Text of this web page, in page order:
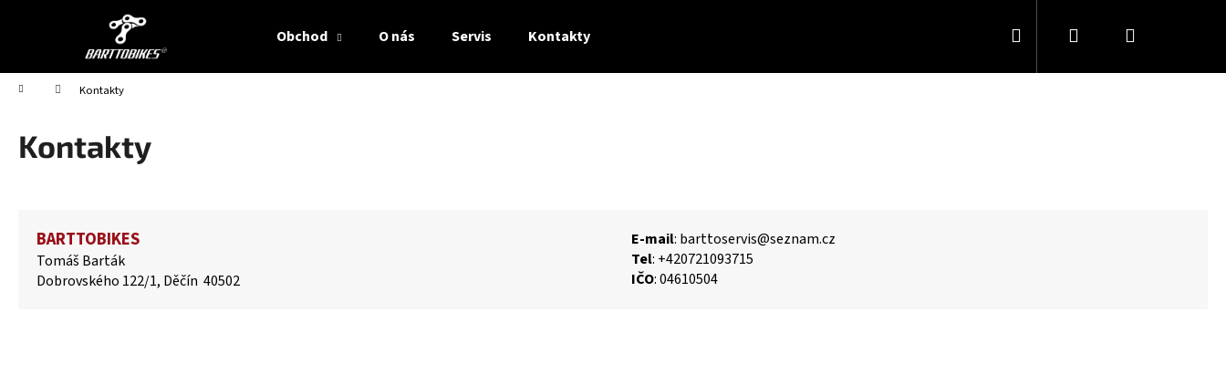
Obchod O nás Servis Kontakty HledatPřihlášeníNákupní
Domů Kontakty
Kontakty
BARTTOBIKES
Tomáš Barták
Dobrovského 122/1, Děčín 40502
E-mail: barttoservis@seznam.cz
Tel: +420721093715
IČO: 04610504
í
Zpět
do
obchodu
Zpět
do
obchodu